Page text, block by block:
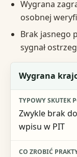
Wygrana
osobnej
Brak jasnego
sygnał
Sytuacja
Typowy skutek
Co zrobić
Wygrana
Zwykle brak
wpisu w PIT